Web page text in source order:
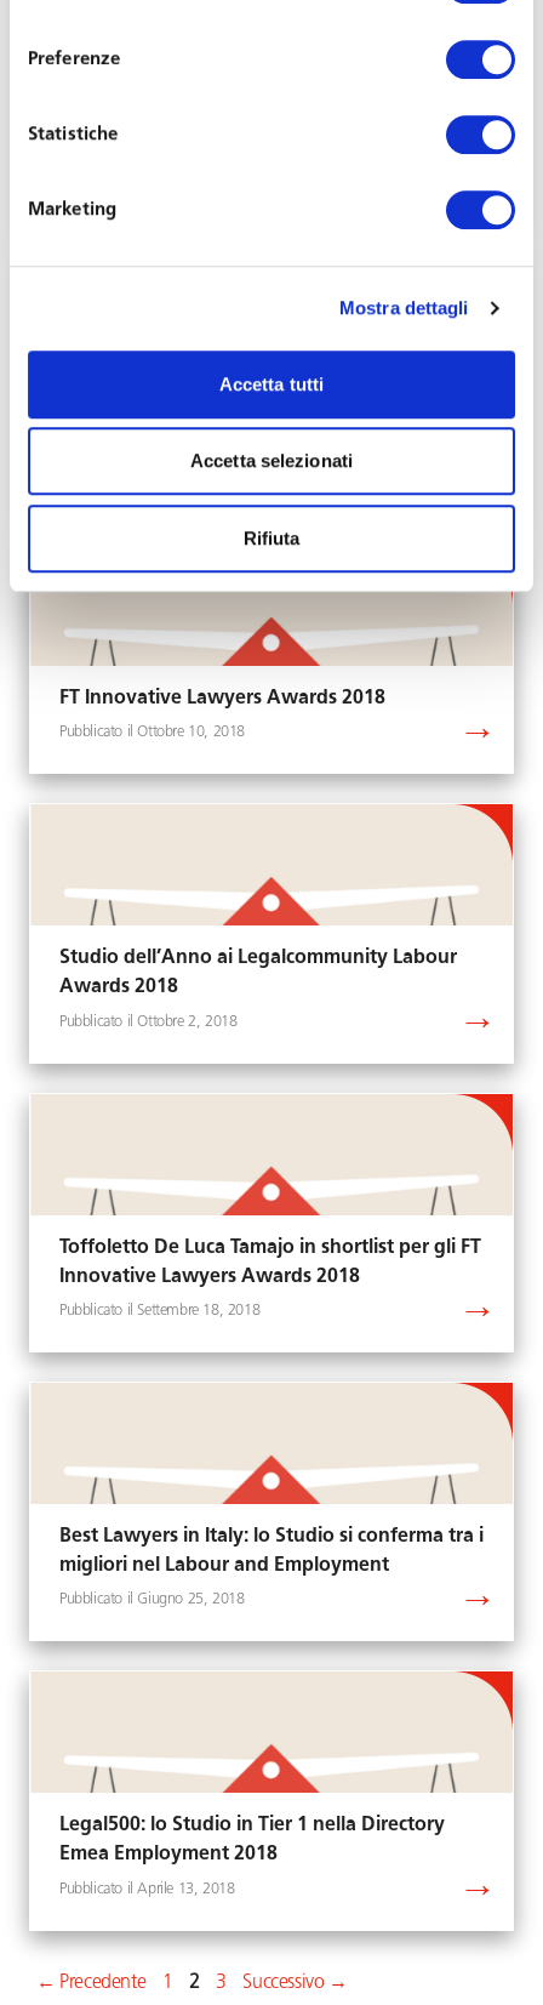
Preferenze
Statistiche
Marketing
Mostra dettagli
Accetta tutti
Accetta selezionati
Rifiuta
Miglior studio Lavoro nel diritto sindacale ai
Ottobre 16, 2018
FT Innovative Lawyers Awards 2018
Ottobre 10, 2018
Studio dell’Anno ai Legalcommunity Labour
Awards 2018
Ottobre 2, 2018
Toffoletto De Luca Tamajo in shortlist per gli FT
Innovative Lawyers Awards 2018
Settembre 18, 2018
Best Lawyers in Italy: lo Studio si conferma tra i
migliori nel Labour and Employment
Giugno 25, 2018
Legal500: lo Studio in Tier 1 nella Directory
Emea Employment 2018
Aprile 13, 2018
← Precedente Pagina
1 Pagina
2 Pagina
3 Successivo →